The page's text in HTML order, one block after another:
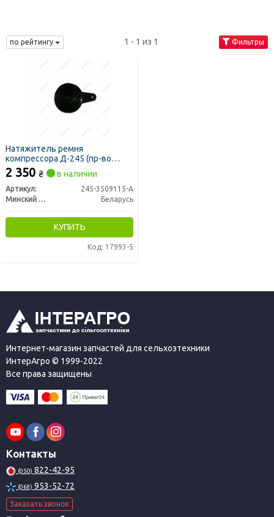
по рейтингу 1 - 1 из 1 Фильтры
Натяжитель ремня
компрессора Д-245 (пр-во
ММЗ)
2 350 ₴ в наличии
Артикул:
245-3509115-А
Минский Моторный Завод
Беларусь
КУПИТЬ
Код: 17993-5
Интернет-магазин запчастей для сельхозтехники
ИнтерАгро © 1999-2022
Все права защищены
Контакты
(050) 822-42-95
(068) 953-52-72
Заказать звонок